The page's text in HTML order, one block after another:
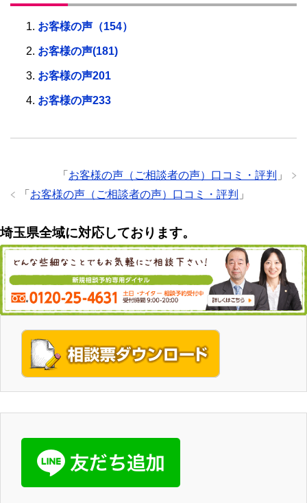
お客様の声（154）
お客様の声(181)
お客様の声201
お客様の声233
「 お客様の声（ご相談者の声）口コミ・評判 」
「 お客様の声（ご相談者の声）口コミ・評判 」
埼玉県全域に対応しております。